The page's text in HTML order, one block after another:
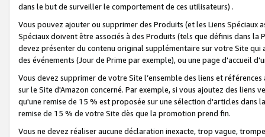
dans le but de surveiller le comportement de ces utilisateurs) .
Vous pouvez ajouter ou supprimer des Produits (et les Liens
Spéciaux doivent être associés à des Produits (tels que définis dans
devez présenter du contenu original supplémentaire sur votre Site qui
des événements (Jour de Prime par exemple), ou une page d'accueil
Vous devez supprimer de votre Site l’ensemble des liens et
sur le Site d'Amazon concerné. Par exemple, si vous ajoutez des
qu'une remise de 15 % est proposée sur une sélection d'articles
remise de 15 % de votre Site dès que la promotion prend fin.
Vous ne devez réaliser aucune déclaration inexacte, trop vague,